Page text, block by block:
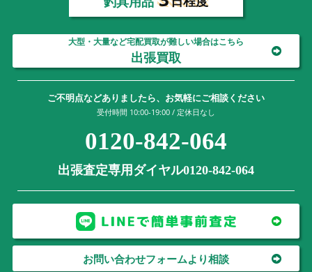
大型・大量など宅配買取が難しい場合はこちら
出張買取
ご不明点などありましたら、お気軽にご相談ください
受付時間 10:00-19:00 / 定休日なし
0120-842-064
出張査定専用ダイヤル0120-842-064
お問い合わせフォームより相談